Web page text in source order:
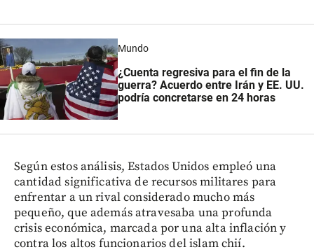
Mundo
¿Cuenta regresiva para el fin de la
guerra? Acuerdo entre Irán y EE. UU.
podría concretarse en 24 horas
Según estos análisis, Estados Unidos empleó una
cantidad significativa de recursos militares para
enfrentar a un rival considerado mucho más
pequeño, que además atravesaba una profunda
crisis económica, marcada por una alta inflación y
contra los altos funcionarios del islam chií.